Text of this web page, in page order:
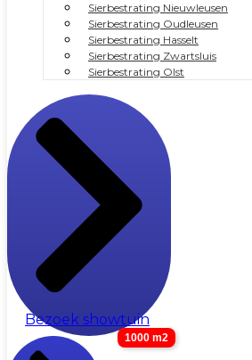
Sierbestrating Nieuwleusen
Sierbestrating Oudleusen
Sierbestrating Hasselt
Sierbestrating Zwartsluis
Sierbestrating Olst
Bezoek showtuin
1000 m2